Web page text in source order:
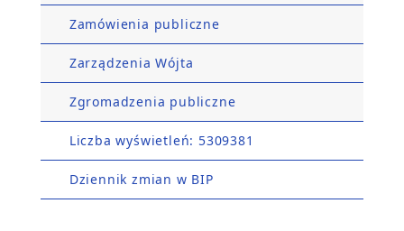
Zamówienia publiczne
Zarządzenia Wójta
Zgromadzenia publiczne
Liczba wyświetleń: 5309381
Dziennik zmian w BIP